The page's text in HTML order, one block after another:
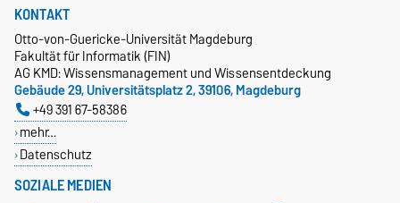
SOZIALE MEDIEN
KONTAKT
Otto-von-Guericke-Universität Magdeburg
Fakultät für Informatik (FIN)
AG KMD: Wissensmanagement und Wissensentdeckung
Gebäude 29, Universitätsplatz 2, 39106, Magdeburg
+49 391 67-58386
mehr…
Datenschutz